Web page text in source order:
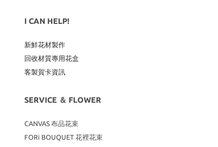
I CAN HELP!
新鮮花材製作
回收材質專用花盒
客製賀卡資訊
SERVICE ＆ FLOWER
CANVAS布品花束
FORi BOUQUET 花裡花束